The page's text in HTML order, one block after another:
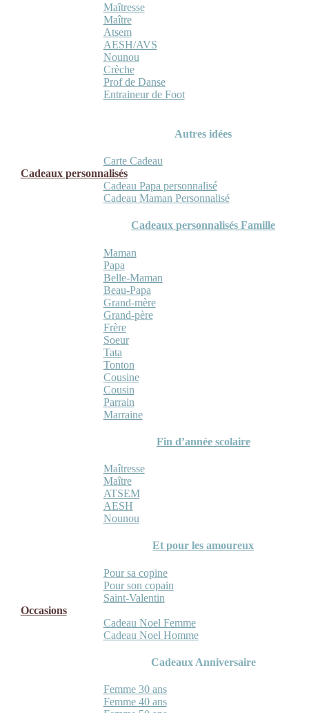
Maîtresse
Maître
Atsem
AESH/AVS
Nounou
Crèche
Prof de Danse
Entraineur de Foot
Autres idées
Carte Cadeau
Cadeaux personnalisés
Cadeau Papa personnalisé
Cadeau Maman Personnalisé
Cadeaux personnalisés Famille
Maman
Papa
Belle-Maman
Beau-Papa
Grand-mère
Grand-père
Frère
Soeur
Tata
Tonton
Cousine
Cousin
Parrain
Marraine
Fin d’année scolaire
Maîtresse
Maître
ATSEM
AESH
Nounou
Et pour les amoureux
Pour sa copine
Pour son copain
Saint-Valentin
Occasions
Cadeau Noel Femme
Cadeau Noel Homme
Cadeaux Anniversaire
Femme 30 ans
Femme 40 ans